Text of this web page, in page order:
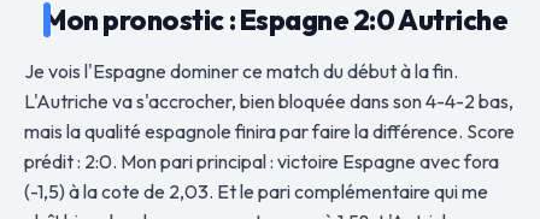
Mon pronostic : Espagne 2:0 Autriche
Je vois l'Espagne dominer ce match du début à la fin.
L'Autriche va s'accrocher, bien bloquée dans son 4-4-2 bas,
mais la qualité espagnole finira par faire la différence. Score
prédit : 2:0. Mon pari principal : victoire Espagne avec fora
(-1,5) à la cote de 2,03. Et le pari complémentaire qui me